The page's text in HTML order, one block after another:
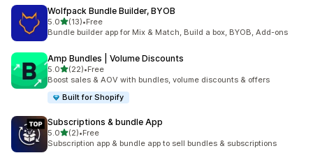
Wolfpack Bundle Builder, BYOB
5.0별 5개 중
(13)
총 리뷰 13개
•Free
Bundle builder app for Mix & Match, Build a box, BYOB, Add-ons
Amp Bundles | Volume Discounts
5.0별 5개 중
(22)
총 리뷰 22개
•Free
Boost sales & AOV with bundles, volume discounts & offers
Built for Shopify
Subscriptions & bundle App
5.0별 5개 중
(2)
총 리뷰 2개
•Free
Subscription app & bundle app to sell bundles & subscriptions